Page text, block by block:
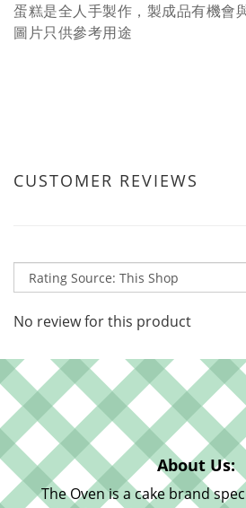
蛋糕是全人手製作，製成品有機會
圖片只供參考用途
CUSTOMER REVIEWS
No review for this product
About Us:
The Oven is a cake brand